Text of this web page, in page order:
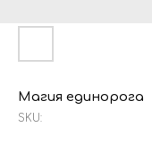
Магия единорога
SKU: